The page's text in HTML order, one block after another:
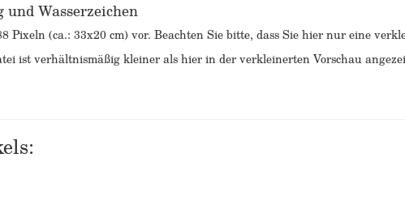
Wasserzeichen
(ca.: 33x20 cm) vor. Beachten Sie bitte, dass Sie hier nur eine
ist verhältnismäßig kleiner als hier in der verkleinerten Vorschau